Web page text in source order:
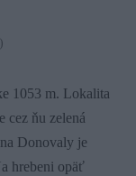
)
1053 m. Lokalita
cez ňu zelená
Donovaly je
hrebeni opäť